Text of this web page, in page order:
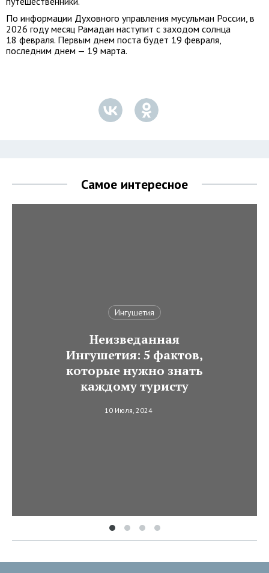
По информации Духовного управления мусульман России, в
2026 году месяц Рамадан наступит с заходом солнца
18 февраля. Первым днем поста будет 19 февраля,
последним днем — 19 марта.
Самое интересное
Ингушетия
Неизведанная
Ингушетия: 5 фактов,
которые нужно знать
каждому туристу
10 Июля, 2024